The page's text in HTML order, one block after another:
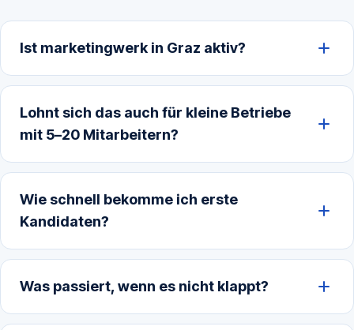
Ist marketingwerk in Graz aktiv?
Lohnt sich das auch für kleine Betriebe
mit 5–20 Mitarbeitern?
Wie schnell bekomme ich erste
Kandidaten?
Was passiert, wenn es nicht klappt?